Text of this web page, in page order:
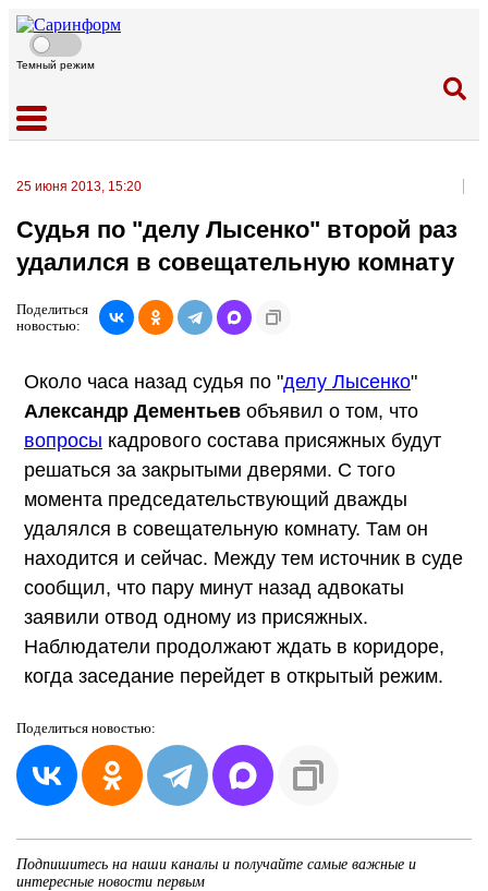
Темный режим
25 июня 2013, 15:20
Судья по "делу Лысенко" второй раз
удалился в совещательную комнату
Поделиться
новостью:
Около часа назад судья по "делу Лысенко"
Александр Дементьев объявил о том, что
вопросы кадрового состава присяжных будут
решаться за закрытыми дверями. С того
момента председательствующий дважды
удалялся в совещательную комнату. Там он
находится и сейчас. Между тем источник в суде
сообщил, что пару минут назад адвокаты
заявили отвод одному из присяжных.
Наблюдатели продолжают ждать в коридоре,
когда заседание перейдет в открытый режим.
Поделиться новостью:
Подпишитесь на наши каналы и получайте самые важные и
интересные новости первым